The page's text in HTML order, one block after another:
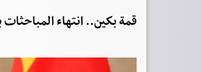
قمة بكين.. انتهاء